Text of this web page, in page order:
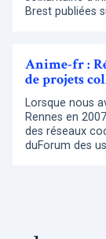
Brest publiées
Anime-fr :
de projets
Lorsque nous
Rennes en
des réseaux
duForum des